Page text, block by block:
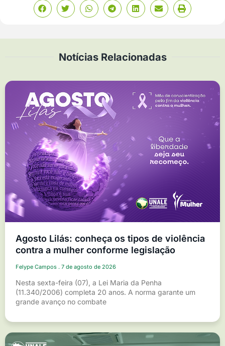
Notícias Relacionadas
Agosto Lilás: conheça os tipos de violência
contra a mulher conforme legislação
Felype Campos 7 de agosto de 2026
Nesta sexta-feira (07), a Lei Maria da Penha
(11.340/2006) completa 20 anos. A norma garante um
grande avanço no combate